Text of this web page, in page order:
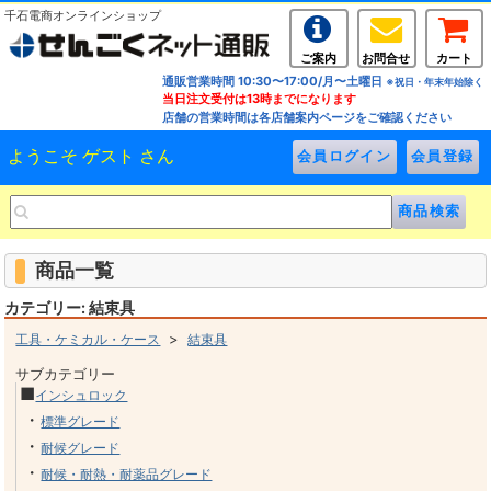
千石電商オンラインショップ
ご案内 お問合せ
カート
通販営業時間 10:30〜17:00/月〜土曜日 ※祝日・年末年始除く
当日注文受付は13時までになります
店舗の営業時間は各店舗案内ページをご確認ください
ようこそ ゲスト さん
商品一覧
カテゴリー: 結束具
工具・ケミカル・ケース >結束具
サブカテゴリー
■インシュロック
・標準グレード
・耐候グレード
・耐候・耐熱・耐薬品グレード